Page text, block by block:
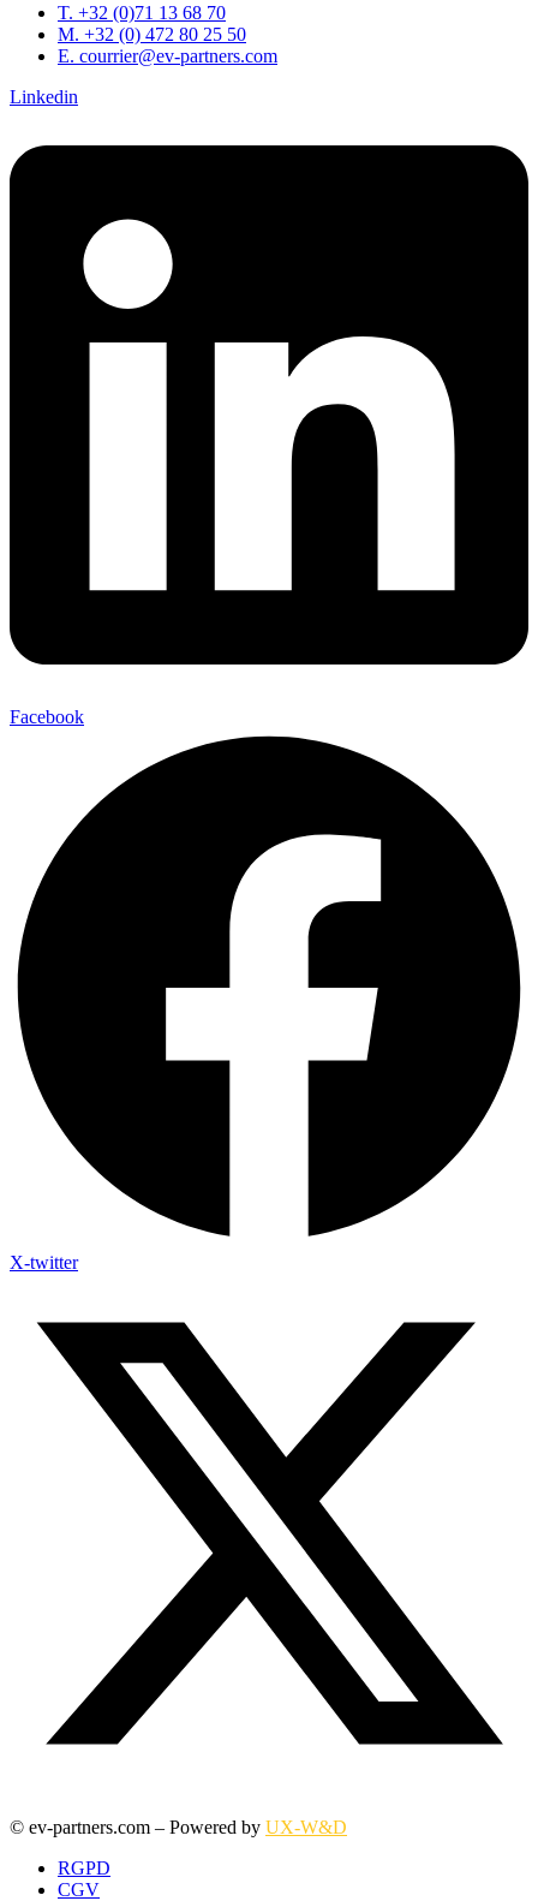
T. +32 (0)71 13 68 70
M. +32 (0) 472 80 25 50
E. courrier@ev-partners.com
Linkedin
Facebook
X-twitter
© ev-partners.com – Powered by UX-W&D
RGPD
CGV